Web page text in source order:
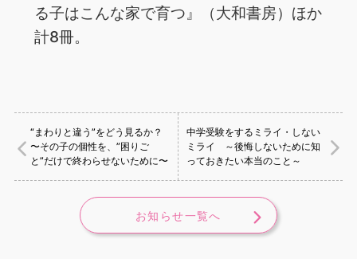
る子はこんな家で育つ』（大和書房）ほか
計8冊。
“まわりと違う”をどう見るか？
〜その子の個性を、”困りご
と”だけで終わらせないために〜
中学受験をするミライ・しない
ミライ ～後悔しないために知
っておきたい本当のこと～
お知らせ一覧へ